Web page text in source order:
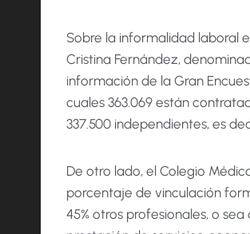
Sobre la informalidad laboral
Cristina Fernández,
información de la Gran
cuales 363.069 están
337.500 independientes, es
De otro lado, el Colegio
porcentaje de vinculación
45% otros profesionales, o